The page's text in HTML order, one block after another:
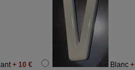
+ 10 € Blanc